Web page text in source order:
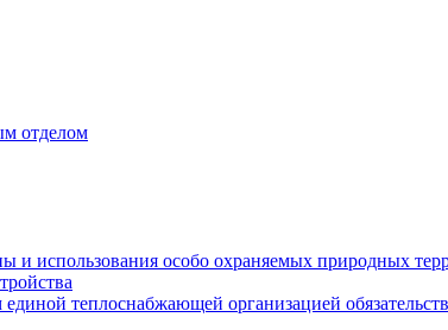
отделом
и использования особо охраняемых природных
теплоснабжающей организацией